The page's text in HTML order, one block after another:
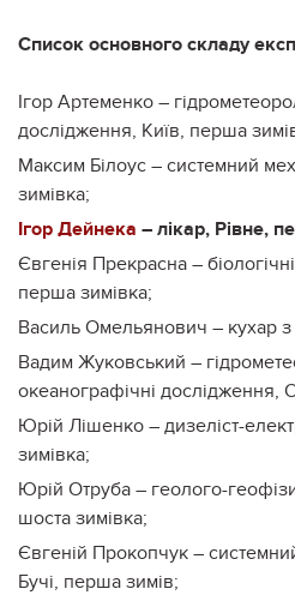
Список основного складу
Ігор Артеменко –
дослідження, Київ, перша
Максим Білоус – системний
зимівка;
Ігор Дейнека – лікар, Рівне,
Євгенія Прекрасна –
перша зимівка;
Василь Омельянович – кухар
Вадим Жуковський –
океанографічні дослідження,
Юрій Лішенко – дизеліст-
зимівка;
Юрій Отруба – геолого-
шоста зимівка;
Євгеній Прокопчук –
Бучі, перша зимів;